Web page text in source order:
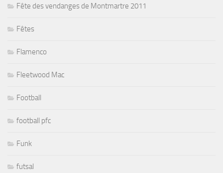
Fête des vendanges de Montmartre 2011
Fêtes
Flamenco
Fleetwood Mac
Football
football pfc
Funk
futsal